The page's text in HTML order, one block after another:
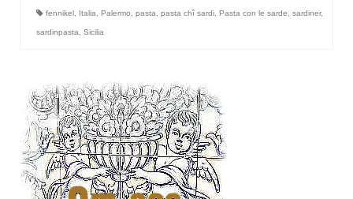
fennikel Italia Palermo pasta pasta chî sardi Pasta con le sarde sardiner,
sardinpasta Sicilia